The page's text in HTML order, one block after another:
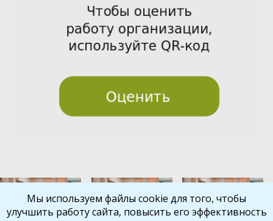
vio
t
Мы используем файлы cookie для того, чтобы
улучшить работу сайта, повысить его эффективность